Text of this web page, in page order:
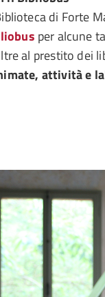
di Forte
per alcune
al prestito dei
attività e